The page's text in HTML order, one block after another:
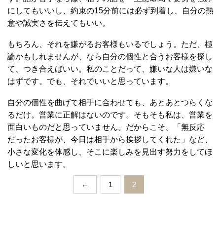
にしてもいいし、約束の15分前には必ず到着し、自分の熱
意や誠実さを伝えてもいい。
もちろん、それを嫌がるお客様もいるでしょう。ただ、極
論かもしれませんが、なら自分の個性と合うお客様を探し
て、つき合えばいい。私のことだって、嫌いな人は嫌いな
はずです。でも、それでいいと思っています。
自分の個性を曲げて相手に合わせても、あとあとつらくな
るだけ。営業に正解はないのです。そもそも私は、営業を
面白いものだと思っていません。だからこそ、「無反応
だったお客様が、今日は相手から挨拶してくれた」など、
小さな変化を体感し、そこに楽しみを見出す努力をしてほ
しいと思います。
← 1 2